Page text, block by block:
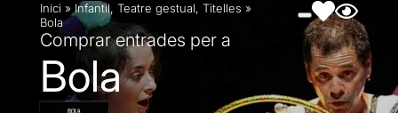
Inici » Infantil, Teatre gestual, Titelles »
Bola
Comprar entrades per a
Bola